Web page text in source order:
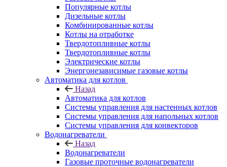
Популярные котлы
Дизельные котлы
Комбинированные котлы
Котлы на отработке
Твердотопливные котлы
Твердотопливные котлы
Электрические котлы
Энергонезависимые газовые котлы
Автоматика для котлов
Назад
Автоматика для котлов
Системы управления для настенных котлов
Системы управления для напольных котлов
Системы управления для конвекторов
Водонагреватели
Назад
Водонагреватели
Газовые проточные водонагреватели